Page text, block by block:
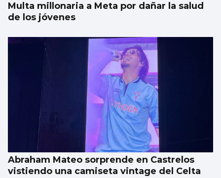
Multa millonaria a Meta por dañar la salud
de los jóvenes
Abraham Mateo sorprende en Castrelos
vistiendo una camiseta vintage del Celta